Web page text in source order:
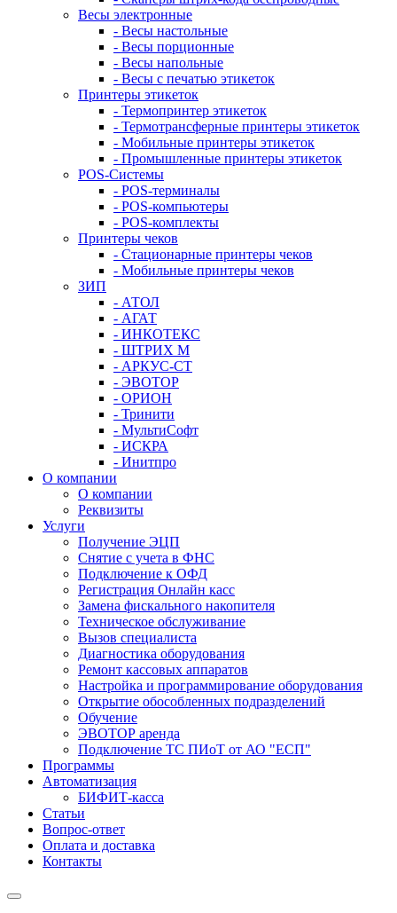
Весы электронные
- Весы настольные
- Весы порционные
- Весы напольные
- Весы с печатью этикеток
Принтеры этикеток
- Термопринтер этикеток
- Термотрансферные принтеры этикеток
- Мобильные принтеры этикеток
- Промышленные принтеры этикеток
POS-Системы
- POS-терминалы
- POS-компьютеры
- POS-комплекты
Принтеры чеков
- Стационарные принтеры чеков
- Мобильные принтеры чеков
ЗИП
- АТОЛ
- АГАТ
- ИНКОТЕКС
- ШТРИХ М
- АРКУС-СТ
- ЭВОТОР
- ОРИОН
- Тринити
- МультиСофт
- ИСКРА
- Инитпро
О компании
О компании
Реквизиты
Услуги
Получение ЭЦП
Снятие с учета в ФНС
Подключение к ОФД
Регистрация Онлайн касс
Замена фискального накопителя
Техническое обслуживание
Вызов специалиста
Диагностика оборудования
Ремонт кассовых аппаратов
Настройка и программирование оборудования
Открытие обособленных подразделений
Обучение
ЭВОТОР аренда
Подключение ТС ПИоТ от АО "ЕСП"
Программы
Автоматизация
БИФИТ-касса
Статьи
Вопрос-ответ
Оплата и доставка
Контакты